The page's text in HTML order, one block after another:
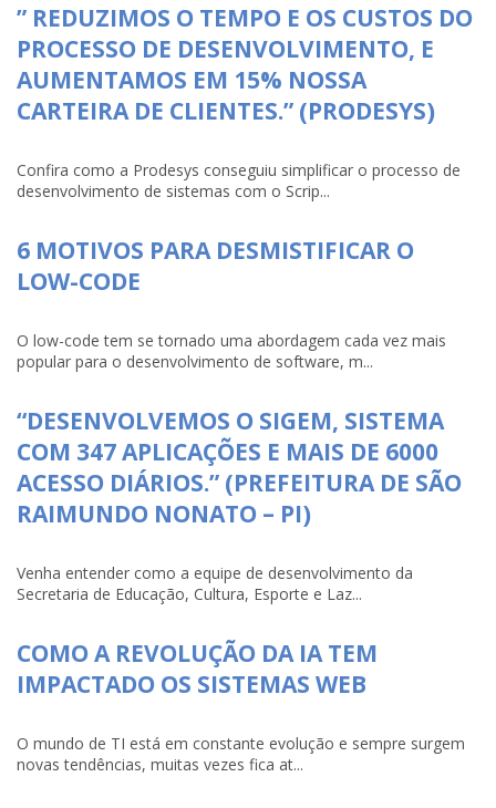
” REDUZIMOS O TEMPO E OS CUSTOS DO
PROCESSO DE DESENVOLVIMENTO, E
AUMENTAMOS EM 15% NOSSA
CARTEIRA DE CLIENTES.” (PRODESYS)
Confira como a Prodesys conseguiu simplificar o processo de
desenvolvimento de sistemas com o Scrip...
6 MOTIVOS PARA DESMISTIFICAR O
LOW-CODE
O low-code tem se tornado uma abordagem cada vez mais
popular para o desenvolvimento de software, m...
“DESENVOLVEMOS O SIGEM, SISTEMA
COM 347 APLICAÇÕES E MAIS DE 6000
ACESSO DIÁRIOS.” (PREFEITURA DE SÃO
RAIMUNDO NONATO – PI)
Venha entender como a equipe de desenvolvimento da
Secretaria de Educação, Cultura, Esporte e Laz...
COMO A REVOLUÇÃO DA IA TEM
IMPACTADO OS SISTEMAS WEB
O mundo de TI está em constante evolução e sempre surgem
novas tendências, muitas vezes fica at...